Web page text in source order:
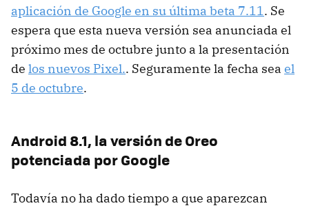
aplicación de Google en su última beta 7.11. Se
espera que esta nueva versión sea anunciada el
próximo mes de octubre junto a la presentación
de los nuevos Pixel.. Seguramente la fecha sea el
5 de octubre.
Android 8.1, la versión de Oreo
potenciada por Google
Todavía no ha dado tiempo a que aparezcan